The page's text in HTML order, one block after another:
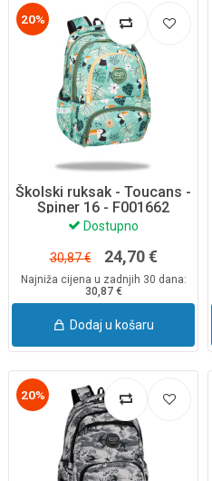
20%
Školski ruksak - Toucans -
Spiner 16 - F001662
Dostupno
30,87 € 24,70 €
Najniža cijena u zadnjih 30 dana:
30,87 €
Dodaj u košaru
20%